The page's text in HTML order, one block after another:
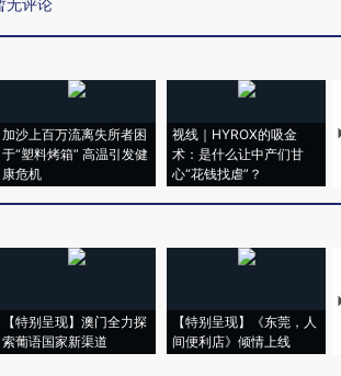
无评论
加沙上百万流离失所者困
于“塑料烤箱” 高温引发健
康危机
视线｜HYROX的吸金
术：是什么让中产们甘
心“花钱找虐”？
【特别呈现】澳门全力探
索葡语国家新渠道
【特别呈现】《东莞，人
间便利店》倾情上线